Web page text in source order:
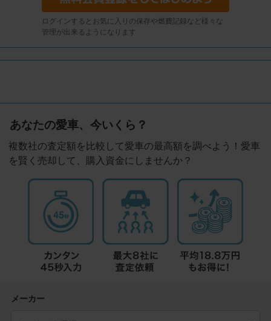
ログインするとお気に入りの保存や燃費記録など様々な
管理が出来るようになります
あなたの愛車、今いくら？
複数社の査定額を比較して愛車の最高額を調べよう！愛車
を賢く売却して、購入資金にしませんか？
メーカー